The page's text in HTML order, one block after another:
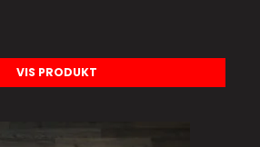
VIS PRODUKT